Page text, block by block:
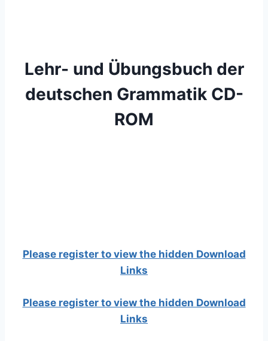
Lehr- und Übungsbuch der
deutschen Grammatik CD-
ROM
Please register to view the hidden Download
Links
Please register to view the hidden Download
Links